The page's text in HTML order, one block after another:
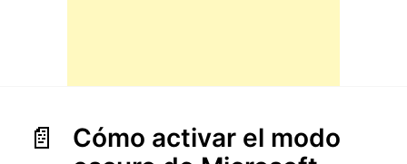
Cómo activar el modo